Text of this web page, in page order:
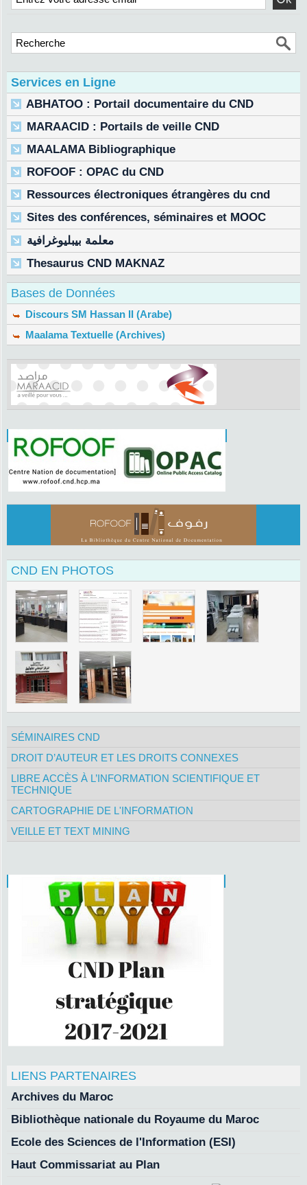
Services en Ligne
ABHATOO : Portail documentaire du CND
MARAACID : Portails de veille CND
MAALAMA Bibliographique
ROFOOF : OPAC du CND
Ressources électroniques étrangères du cnd
Sites des conférences, séminaires et MOOC
معلمة بيبليوغرافية
Thesaurus CND MAKNAZ
Bases de Données
Discours SM Hassan II (Arabe)
Maalama Textuelle (Archives)
CND EN PHOTOS
SÉMINAIRES CND
DROIT D’AUTEUR ET LES DROITS CONNEXES
LIBRE ACCÈS À L’INFORMATION SCIENTIFIQUE ET
TECHNIQUE
CARTOGRAPHIE DE L'INFORMATION
VEILLE ET TEXT MINING
LIENS PARTENAIRES
Archives du Maroc
Bibliothèque nationale du Royaume du Maroc
Ecole des Sciences de l'Information (ESI)
Haut Commissariat au Plan